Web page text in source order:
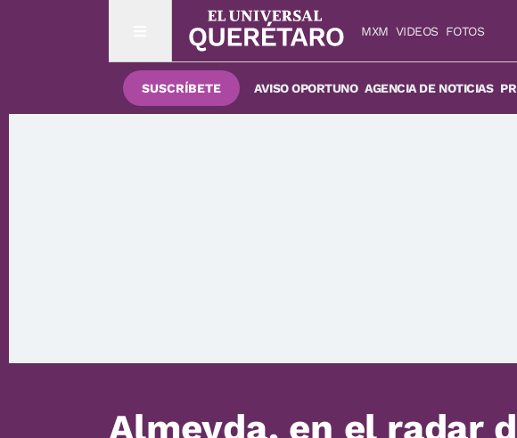
MXM VIDEOS FOTOS
SUSCRÍBETE AVISO OPORTUNO AGENCIA DE NOTICIAS
Almeyda, en el radar